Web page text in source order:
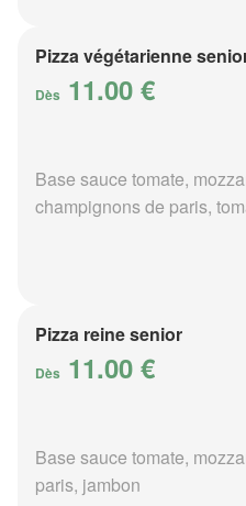
Pizza végétarienne
Dès 11.00 €
Base sauce tomate,
champignons de paris,
Pizza reine senior
Dès 11.00 €
Base sauce tomate,
paris, jambon